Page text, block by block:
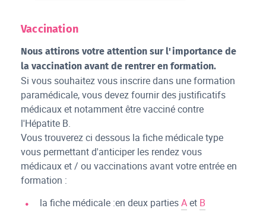
Vaccination
Nous attirons votre attention sur l'importance de
la vaccination avant de rentrer en formation.
Si vous souhaitez vous inscrire dans une formation
paramédicale, vous devez fournir des justificatifs
médicaux et notamment être vacciné contre
l'Hépatite B.
Vous trouverez ci dessous la fiche médicale type
vous permettant d'anticiper les rendez vous
médicaux et / ou vaccinations avant votre entrée en
formation :
la fiche médicale :en deux partiesAet B